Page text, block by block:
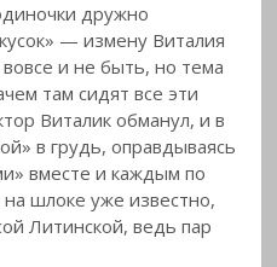
дружно
— измену Виталия
и не быть, но тема
там сидят все эти
Виталик обманул, и в
в грудь, оправдываясь
вместе и каждым по
шлоке уже известно,
Литинской, ведь пар